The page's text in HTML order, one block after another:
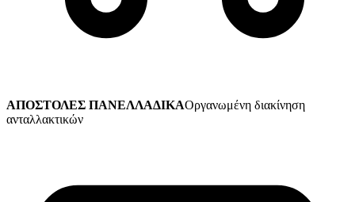
ΑΠΟΣΤΟΛΕΣ ΠΑΝΕΛΛΑΔΙΚΑΟργανωμένη διακίνηση
ανταλλακτικών